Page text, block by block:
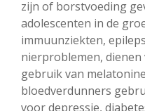
zijn of borstvoeding
adolescenten in de
immuunziekten,
nierproblemen,
gebruik van
bloedverdunners
voor depressie,